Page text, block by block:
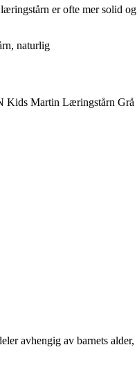
er ofte mer solid
naturlig
Kids Martin Læringstårn Grå
avhengig av barnets